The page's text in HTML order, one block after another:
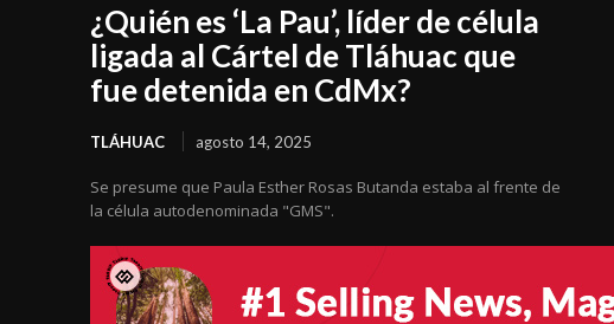
¿Quién es ‘La Pau’, líder de célula
ligada al Cártel de Tláhuac que
fue detenida en CdMx?
TLÁHUAC agosto 14, 2025
Se presume que Paula Esther Rosas Butanda estaba al frente de
la célula autodenominada "GMS".